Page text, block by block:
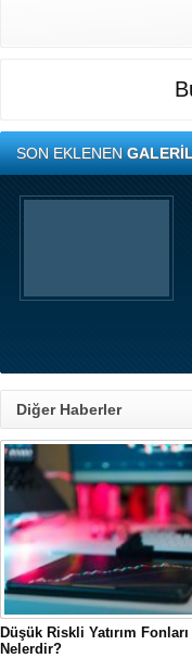
SON EKLENEN
Diğer Haberler
Düşük Riskli Yatırım Fonları
Nelerdir?